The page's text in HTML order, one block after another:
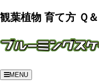
観葉植物 育て方 Ｑ＆
MENU